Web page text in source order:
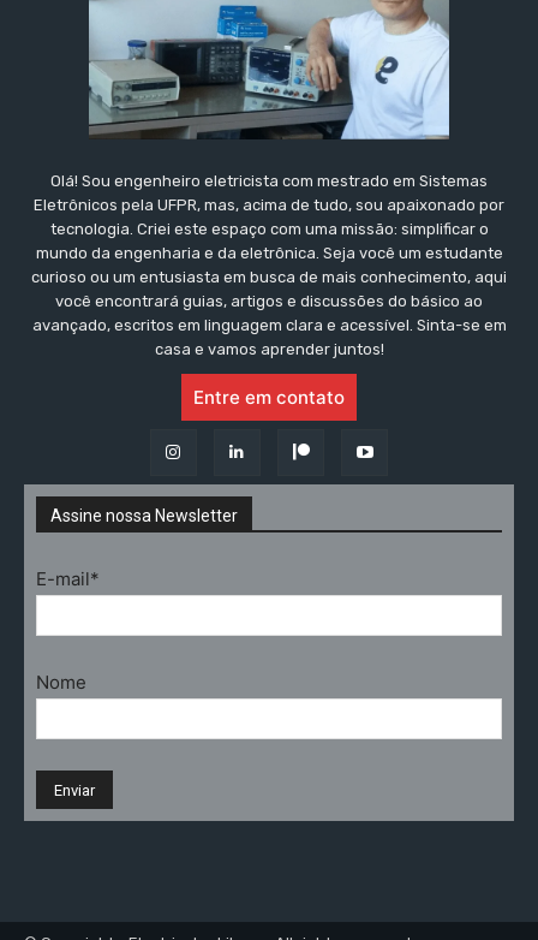
Olá! Sou engenheiro eletricista com mestrado em Sistemas
Eletrônicos pela UFPR, mas, acima de tudo, sou apaixonado por
tecnologia. Criei este espaço com uma missão: simplificar o
mundo da engenharia e da eletrônica. Seja você um estudante
curioso ou um entusiasta em busca de mais conhecimento, aqui
você encontrará guias, artigos e discussões do básico ao
avançado, escritos em linguagem clara e acessível. Sinta-se em
casa e vamos aprender juntos!
Entre em contato
Assine nossa Newsletter
E-mail*
Nome